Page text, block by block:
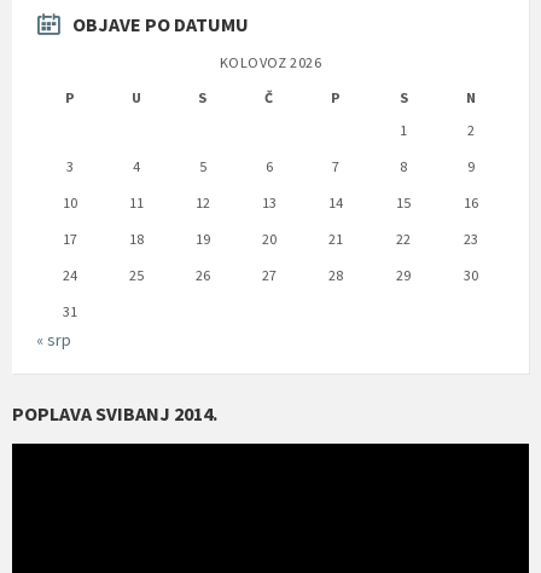
OBJAVE PO DATUMU
KOLOVOZ 2026
P
U S Č P S
N
1
2
3
4 5 6 7 8
9
10
11 12 13 14 15
16
17
18 19 20 21 22
23
24
25 26 27 28 29
30
31
« srp
POPLAVA SVIBANJ 2014.